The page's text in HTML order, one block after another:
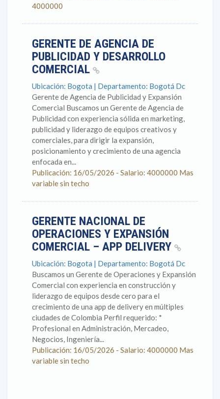
4000000
GERENTE DE AGENCIA DE
PUBLICIDAD Y DESARROLLO
COMERCIAL
Ubicación: Bogota | Departamento: Bogotá Dc
Gerente de Agencia de Publicidad y Expansión
Comercial Buscamos un Gerente de Agencia de
Publicidad con experiencia sólida en marketing,
publicidad y liderazgo de equipos creativos y
comerciales, para dirigir la expansión,
posicionamiento y crecimiento de una agencia
enfocada en...
Publicación: 16/05/2026 - Salario: 4000000 Mas
variable sin techo
GERENTE NACIONAL DE
OPERACIONES Y EXPANSIÓN
COMERCIAL – APP DELIVERY
Ubicación: Bogota | Departamento: Bogotá Dc
Buscamos un Gerente de Operaciones y Expansión
Comercial con experiencia en construcción y
liderazgo de equipos desde cero para el
crecimiento de una app de delivery en múltiples
ciudades de Colombia Perfil requerido: *
Profesional en Administración, Mercadeo,
Negocios, Ingeniería...
Publicación: 16/05/2026 - Salario: 4000000 Mas
variable sin techo